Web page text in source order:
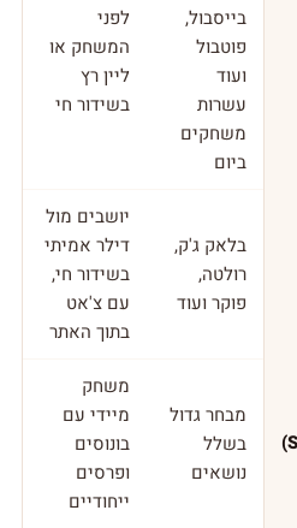
בייסבול,
פוטבול
ועוד
עשרות
משחקים
ביום
לפני
המשחק או
ליין רץ
בשידור חי
בלאק ג'ק,
רולטה,
פוקר ועוד
יושבים מול
דילר אמיתי
בשידור חי,
עם צ'אט
בתוך האתר
מבחר גדול
בשלל
נושאים
משחק
מיידי עם
בונוסים
ופרסים
ייחודיים